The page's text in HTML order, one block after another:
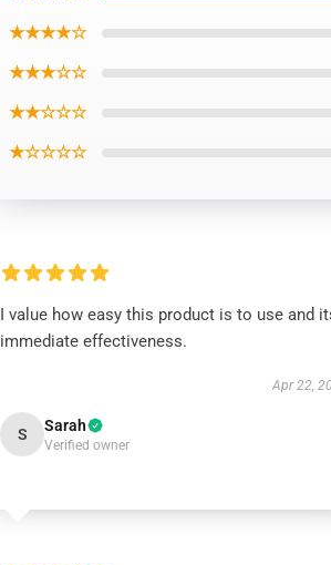
★★★★☆
★★★☆☆
★★☆☆☆
★☆☆☆☆
I value how easy this product is to use and
immediate effectiveness.
Apr 22,
S Sarah
Verified owner